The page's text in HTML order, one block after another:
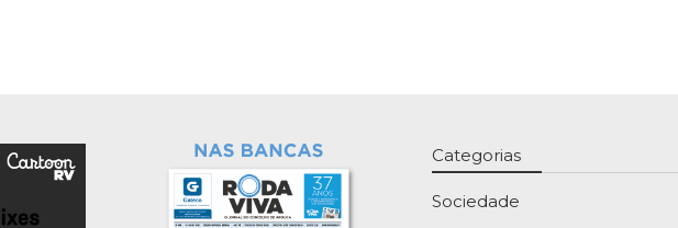
Categorias
Sociedade